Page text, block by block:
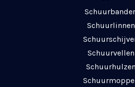
Schuurlinnen
Schuurvellen
Schuurhulzen